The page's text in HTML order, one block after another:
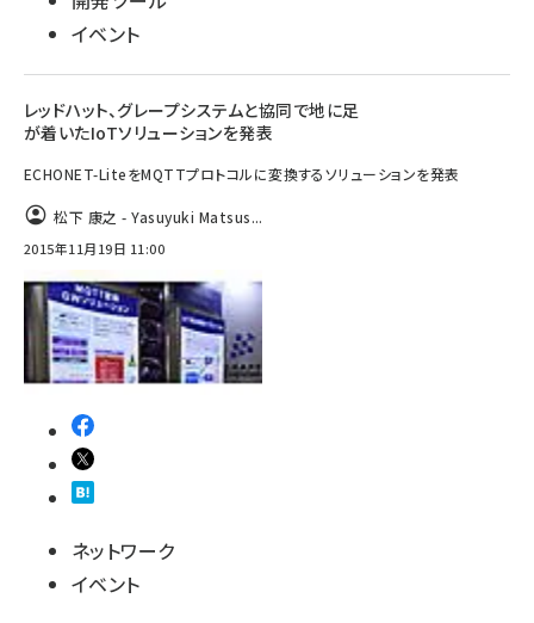
イベント
レッドハット、グレープシステムと協同で地に足
が着いたIoTソリューションを発表
ECHONET-LiteをMQTTプロトコルに変換するソリューションを発表
松下 康之 - Yasuyuki Matsus...
2015年11月19日 11:00
ネットワーク
イベント